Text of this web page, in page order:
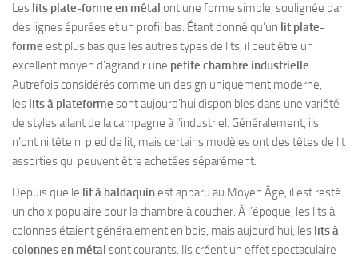
Les lits plate-forme en métal ont une forme simple, soulignée par
des lignes épurées et un profil bas. Étant donné qu’un lit plate-
forme est plus bas que les autres types de lits, il peut être un
excellent moyen d’agrandir une petite chambre industrielle.
Autrefois considérés comme un design uniquement moderne,
les lits à plateforme sont aujourd’hui disponibles dans une variété
de styles allant de la campagne à l’industriel. Généralement, ils
n’ont ni tête ni pied de lit, mais certains modèles ont des têtes de lit
assorties qui peuvent être achetées séparément.
Depuis que le lit à baldaquinest apparu au Moyen Âge, il est resté
un choix populaire pour la chambre à coucher. À l’époque, les lits à
colonnes étaient généralement en bois, mais aujourd’hui, les lits à
colonnes en métal sont courants. Ils créent un effet spectaculaire